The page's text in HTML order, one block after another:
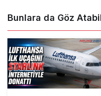
Bunlara da Göz